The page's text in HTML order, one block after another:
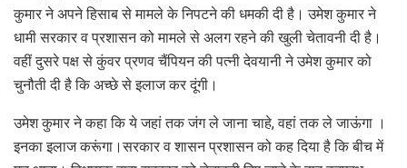
कुमार ने अपने हिसाब से मामले के निपटने की धमकी दी है। उमेश कुमार ने
धामी सरकार व प्रशासन को मामले से अलग रहने की खुली चेतावनी दी है।
वहीं दुसरे पक्ष से कुंवर प्रणव चैंपियन की पत्नी देवयानी ने उमेश कुमार को
चुनौती दी है कि अच्छे से इलाज कर दूंगी।
उमेश कुमार ने कहा कि ये जहां तक जंग ले जाना चाहे, वहां तक ले जाऊंगा ।
इनका इलाज करूंगा।सरकार व शासन प्रशासन को कह दिया है कि बीच में